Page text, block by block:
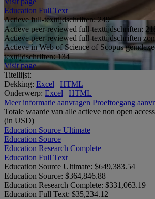
Education Full Text
Actieve full-texttijdschriften:249
Actieve peer-reviewed full-texttijdschriften:
Actieve peer-reviewed full-texttijdschriften
Actieve in Web of Science of Scopus
texttijdschriften:134
Visit page
Titellijst:
Dekking: Excel | HTML
Onderwerp: Excel | HTML
Meer informatie aanvragen Proeftoegang
Totale waarde van alle actieve non open
(in USD)
Education Source Ultimate
Education Source
Education Research Complete
Education Full Text
Education Source Ultimate: $649,383.54
Education Source: $364,846.88
Education Research Complete: $331,063.19
Education Full Text: $35,234.12